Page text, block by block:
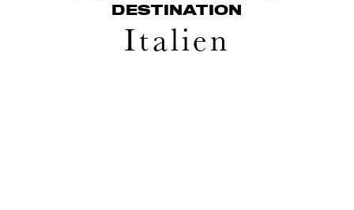
DESTINATION
Italien